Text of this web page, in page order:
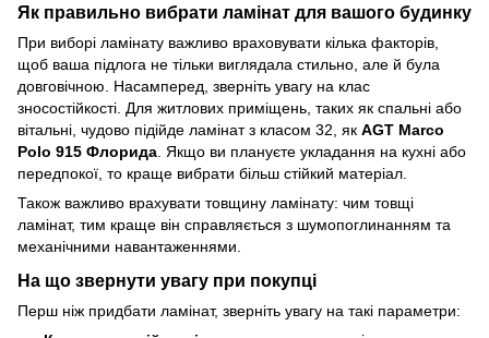
Як правильно вибрати ламінат для вашого будинку
При виборі ламінату важливо враховувати кілька факторів,
щоб ваша підлога не тільки виглядала стильно, але й була
довговічною. Насамперед, зверніть увагу на клас
зносостійкості. Для житлових приміщень, таких як спальні або
вітальні, чудово підійде ламінат з класом 32, як AGT Marco
Polo 915 Флорида . Якщо ви плануєте укладання на кухні або
передпокої, то краще вибрати більш стійкий матеріал.
Також важливо врахувати товщину ламінату: чим товщі
ламінат, тим краще він справляється з шумопоглинанням та
механічними навантаженнями.
На що звернути увагу при покупці
Перш ніж придбати ламінат, зверніть увагу на такі параметри: